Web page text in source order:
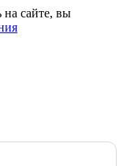
сайте, вы